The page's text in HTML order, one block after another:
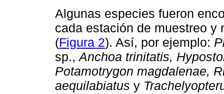
Algunas especies fueron
cada estación de muestreo y
(Figura 2). Así, por ejemplo:
sp.,Anchoa trinitatis,
Potamotrygon magdalenae,
aequilabiatus y